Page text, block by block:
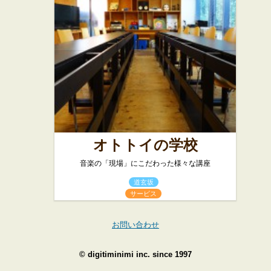
オトトイの学校
音楽の「現場」にこだわった様々な講座
道玄坂
サービス
お問い合わせ
© digitiminimi inc. since 1997